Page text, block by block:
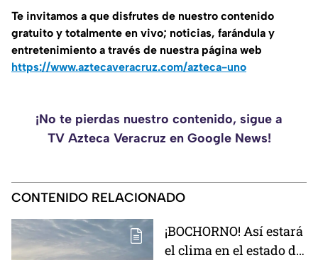
Te invitamos a que disfrutes de nuestro contenido
gratuito y totalmente en vivo; noticias, farándula y
entretenimiento a través de nuestra página web
https://www.aztecaveracruz.com/azteca-uno
¡No te pierdas nuestro contenido, sigue a
TV Azteca Veracruz en Google News!
CONTENIDO RELACIONADO
¡BOCHORNO! Así estará
el clima en el estado de